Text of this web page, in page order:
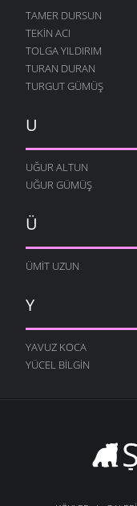
TAMER DURSUN
TEKIN ACI
TOLGA YILDIRIM
TURAN DURAN
TURGUT GÜMÜŞ
U
UĞUR ALTUN
UĞUR GÜMÜŞ
Ü
ÜMIT UZUN
Y
YAVUZ KOCA
YÜCEL BILGIN